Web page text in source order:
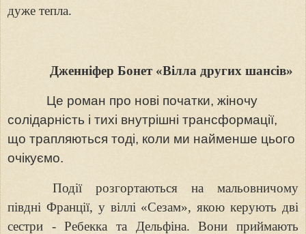
дуже тепла.
Дженніфер Бонет «Вілла других шансів»
Це роман про нові початки, жіночу
солідарність і тихі внутрішні трансформації,
що трапляються тоді, коли ми найменше цього
очікуємо.
Події розгортаються на мальовничому
півдні Франції, у віллі «Сезам», якою керують дві
сестри - Ребекка та Дельфіна. Вони приймають